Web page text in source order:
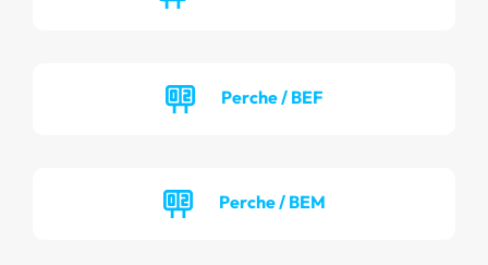
Perche / BEF
Perche / BEM